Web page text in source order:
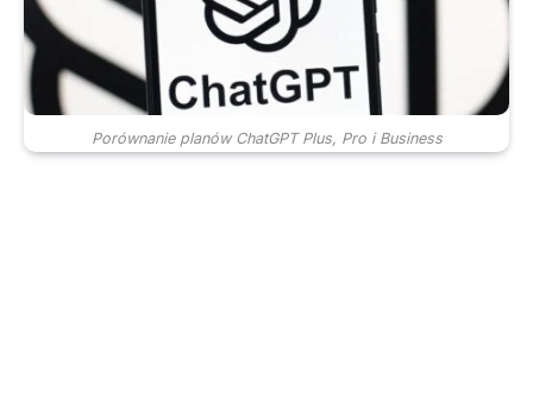
Porównanie planów ChatGPT Plus, Pro i Business